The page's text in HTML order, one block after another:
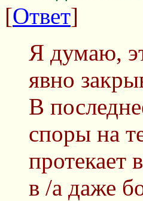
[Ответ]
Я думаю,
явно
В
споры на
протекает
в /а даже